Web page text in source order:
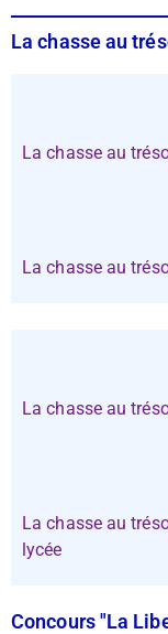
La chasse au
La chasse au
La chasse au
La chasse au
La chasse au
lycée
Concours "La